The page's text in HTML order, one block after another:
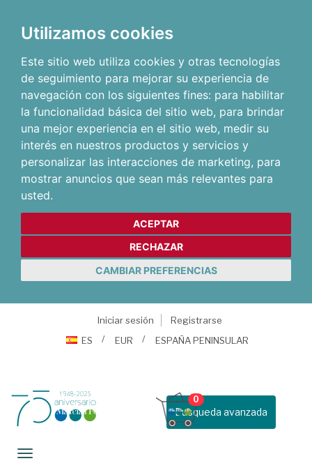
Utilizamos cookies
Este sitio web utiliza cookies y otras tecnologías
de seguimiento para mejorar su experiencia de
navegación con los siguientes fines: para habilitar
la funcionalidad básica del sitio web, para brindar
una mejor experiencia en el sitio web, medir su
interés en nuestros productos y servicios y
personalizar las interacciones de marketing, para
mostrar anuncios que sean más relevantes para
usted.
ACEPTAR
RECHAZAR
CAMBIAR PREFERENCIAS
Iniciar sesión
Registrarse
ES
EUR ESPAÑA PENINSULAR
Busqueda avanzada
0
Toggle navigation